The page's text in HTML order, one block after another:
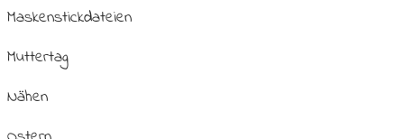
Maskenstickdateien
Muttertag
Nähen